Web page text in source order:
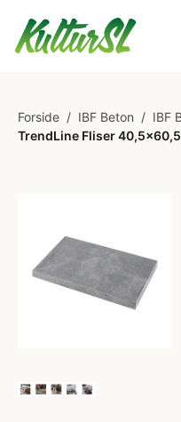
Forside / IBF Beton / IBF
TrendLine Fliser